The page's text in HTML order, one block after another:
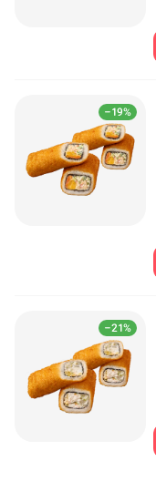
–19%
–21%